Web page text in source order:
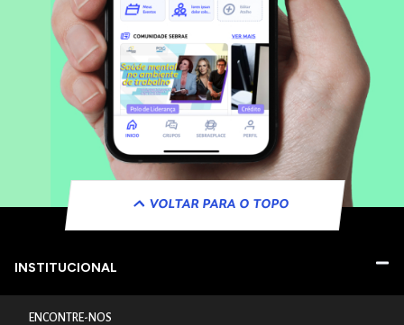
VOLTAR PARA O TOPO
INSTITUCIONAL
ENCONTRE-NOS